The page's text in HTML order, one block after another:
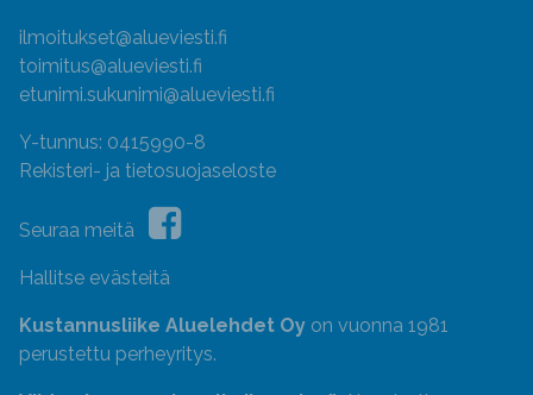
ilmoitukset@alueviesti.fi
toimitus@alueviesti.fi
etunimi.sukunimi@alueviesti.fi
Y-tunnus: 0415990-8
Rekisteri- ja tietosuojaseloste
Seuraa meitä
Hallitse evästeitä
Kustannusliike Aluelehdet Oy on vuonna 1981
perustettu perheyritys.